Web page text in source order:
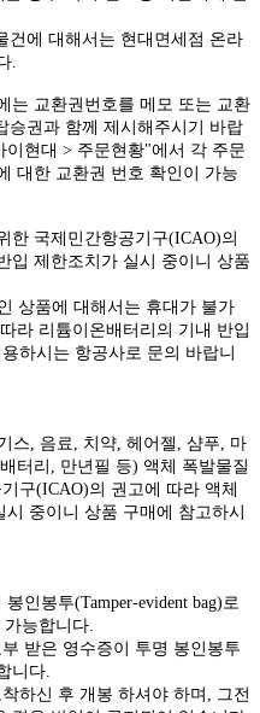
건에 대해서는 현대면세점 온라
.
는 교환권번호를 메모 또는 교환
승권과 함께 제시해주시기 바랍
현대 > 주문현황"에서 각 주문
대한 교환권 번호 확인이 가능
한 국제민간항공기구(ICAO)의
입 제한조치가 실시 중이니 상품
상품에 대해서는 휴대가 불가
라 리튬이온배터리의 기내 반입
하시는 항공사로 문의 바랍니
스, 음료, 치약, 헤어젤, 샴푸, 마
터리, 만년필 등) 액체 폭발물질
구(ICAO)의 권고에 따라 액체
중이니 상품 구매에 참고하시
인봉투(Tamper-evident bag)로
능합니다.
받은 영수증이 투명 봉인봉투
니다.
하신 후 개봉 하셔야 하며, 그전